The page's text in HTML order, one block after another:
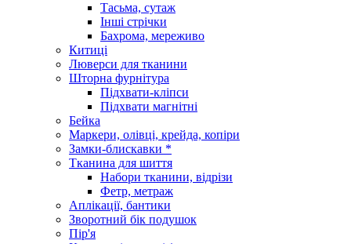
Тасьма, сутаж
Інші стрічки
Бахрома, мереживо
Китиці
Люверси для тканини
Шторна фурнітура
Підхвати-кліпси
Підхвати магнітні
Бейка
Маркери, олівці, крейда, копіри
Замки-блискавки *
Тканина для шиття
Набори тканини, відрізи
Фетр, метраж
Аплікації, бантики
Зворотний бік подушок
Пір'я